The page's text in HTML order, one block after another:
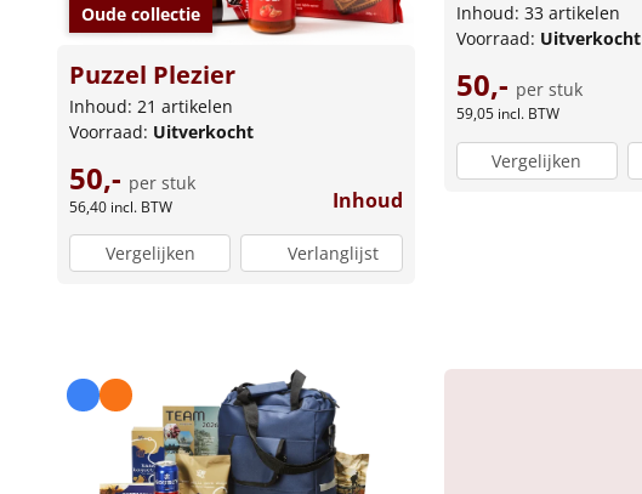
Oude collectie
Puzzel Plezier
Inhoud: 21 artikelen
Voorraad: Uitverkocht
50,- per stuk
56,40 incl. BTW Inhoud
Vergelijken Verlanglijst
Inhoud: 33 artikelen
Voorraad: Uitverkocht
50,- per stuk
59,05 incl. BTW
Vergelijken